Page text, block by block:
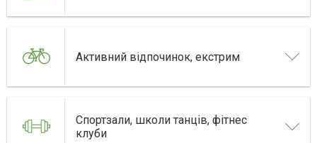
Активний відпочинок, екстрим
Спортзали, школи танців, фітнес
клуби